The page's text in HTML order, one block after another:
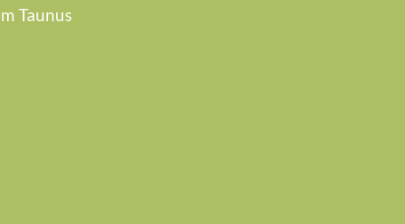
Taunus